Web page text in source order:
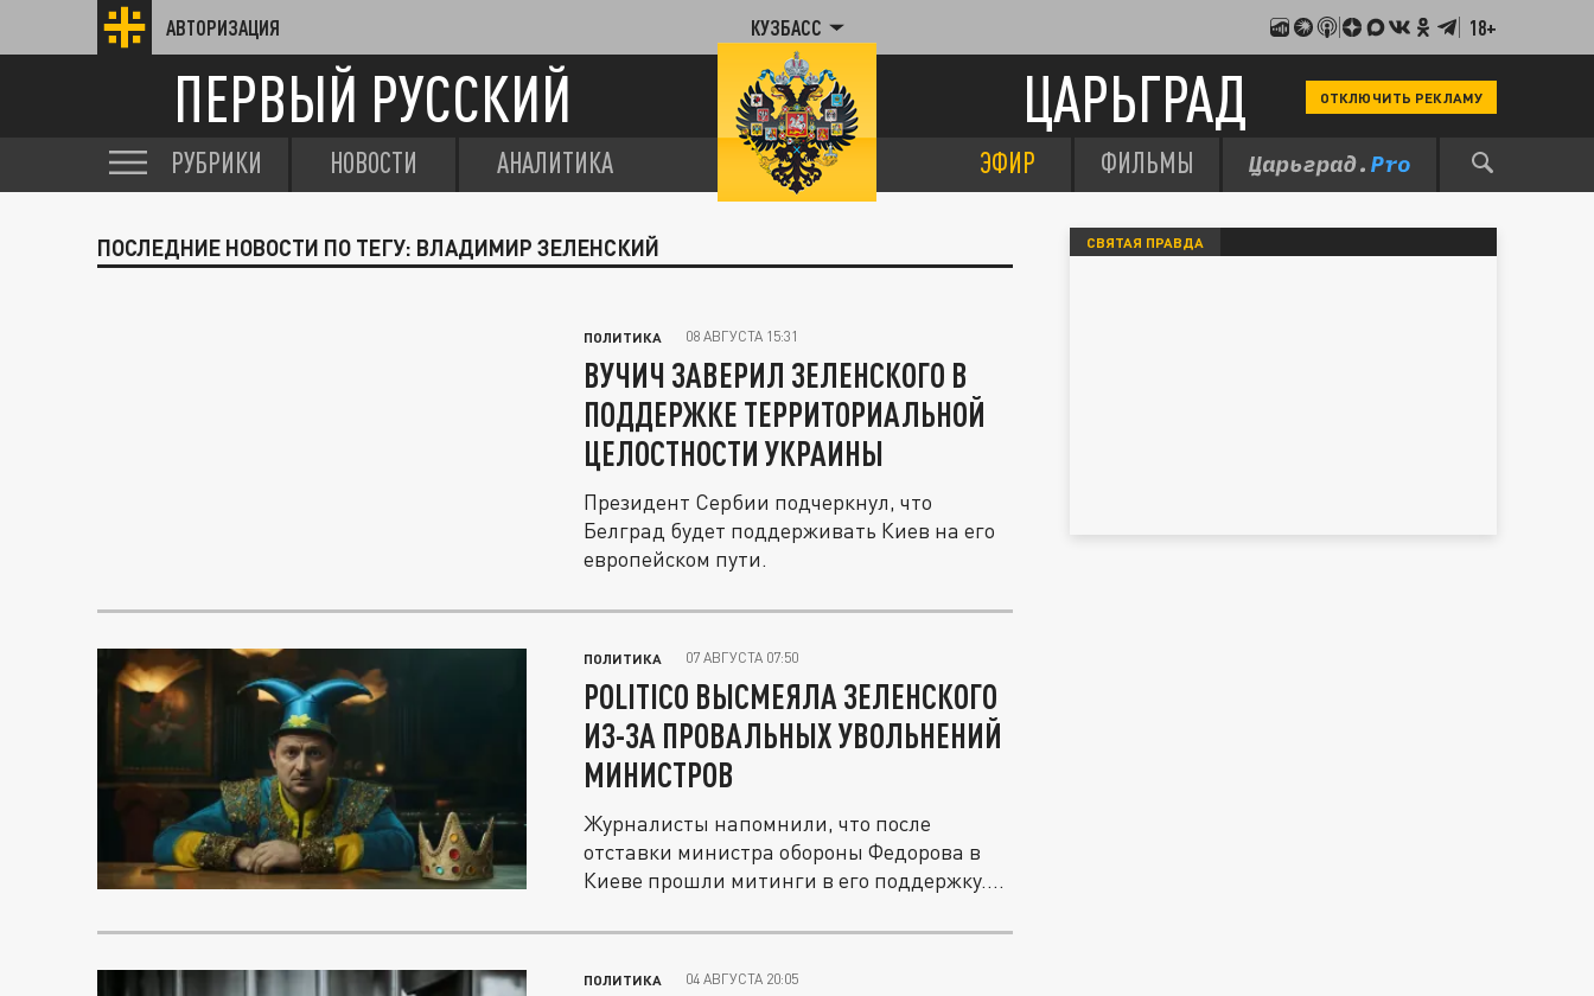
АВТОРИЗАЦИЯ КУЗБАСС 18+
ПЕРВЫЙ РУССКИЙ ЦАРЬГРАД ОТКЛЮЧИТЬ РЕКЛАМУ
РУБРИКИ НОВОСТИ АНАЛИТИКА ЭФИР ФИЛЬМЫ
ПОСЛЕДНИЕ НОВОСТИ ПО ТЕГУ: ВЛАДИМИР ЗЕЛЕНСКИЙ
ПОЛИТИКА 08 АВГУСТА 15:31
ВУЧИЧ ЗАВЕРИЛ ЗЕЛЕНСКОГО В
ПОДДЕРЖКЕ ТЕРРИТОРИАЛЬНОЙ
ЦЕЛОСТНОСТИ УКРАИНЫ
Президент Сербии подчеркнул, что
Белград будет поддерживать Киев на его
европейском пути.
ПОЛИТИКА 07 АВГУСТА 07:50
POLITICO ВЫСМЕЯЛА ЗЕЛЕНСКОГО
ИЗ-ЗА ПРОВАЛЬНЫХ УВОЛЬНЕНИЙ
МИНИСТРОВ
Журналисты напомнили, что после
отставки министра обороны Федорова в
Киеве прошли митинги в его поддержку....
ПОЛИТИКА 04 АВГУСТА 20:05
СВЯТАЯ ПРАВДА